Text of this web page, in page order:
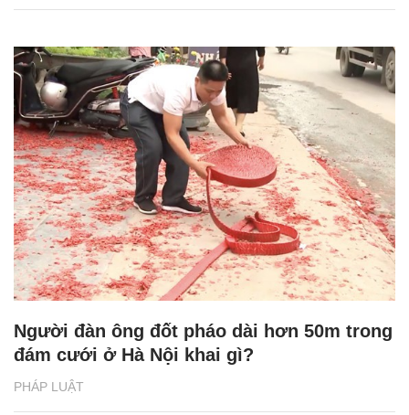
PHÁP LUẬT
Người đàn ông đốt pháo dài hơn 50m trong
đám cưới ở Hà Nội khai gì?